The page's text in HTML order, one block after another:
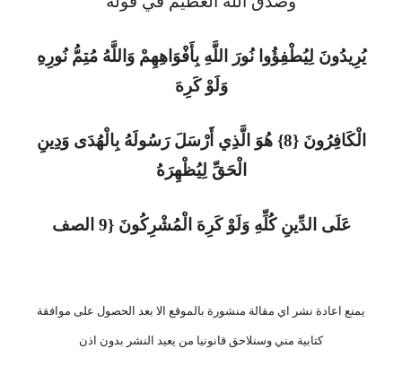
يُرِيدُونَ لِيُطْفِؤُوا نُورَ اللَّهِ بِأَفْوَاهِهِمْ وَاللَّهُ مُتِمُّ نُورِهِ
وَلَوْ كَرِهَ
الْكَافِرُونَ {8} هُوَ الَّذِي أَرْسَلَ رَسُولَهُ بِالْهُدَى وَدِينِ
الْحَقِّ لِيُظْهِرَهُ
عَلَى الدِّينِ كُلِّهِ وَلَوْ كَرِهَ الْمُشْرِكُونَ {9 الصف
يمنع اعادة نشر اي مقالة منشورة بالموقع الا بعد الحصول على موافقة
كتابية مني وسنلاحق قانونيا من يعيد النشر بدون اذن